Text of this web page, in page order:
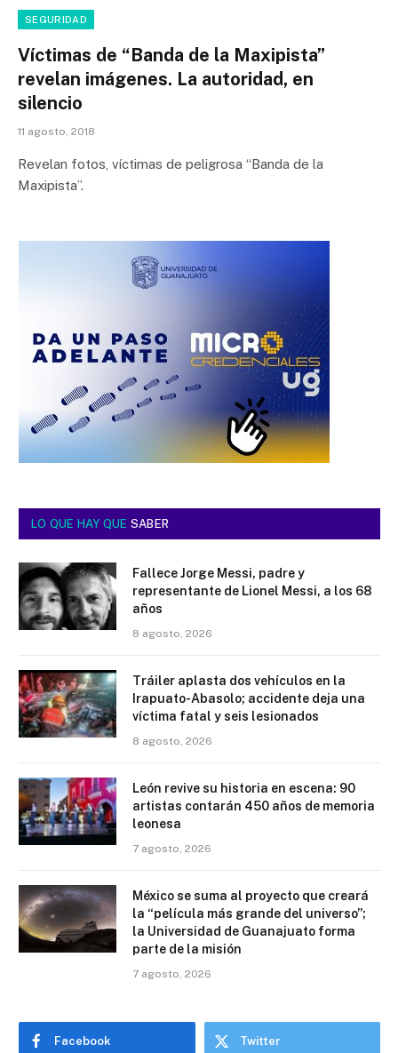
SEGURIDAD
Víctimas de “Banda de la Maxipista”
revelan imágenes. La autoridad, en
silencio
11 agosto, 2018
Revelan fotos, víctimas de peligrosa “Banda de la
Maxipista”.
LO QUE HAY QUE SABER
Fallece Jorge Messi, padre y
representante de Lionel Messi, a los 68
años
8 agosto, 2026
Tráiler aplasta dos vehículos en la
Irapuato-Abasolo; accidente deja una
víctima fatal y seis lesionados
8 agosto, 2026
León revive su historia en escena: 90
artistas contarán 450 años de memoria
leonesa
7 agosto, 2026
México se suma al proyecto que creará
la “película más grande del universo”;
la Universidad de Guanajuato forma
parte de la misión
7 agosto, 2026
Facebook Twitter